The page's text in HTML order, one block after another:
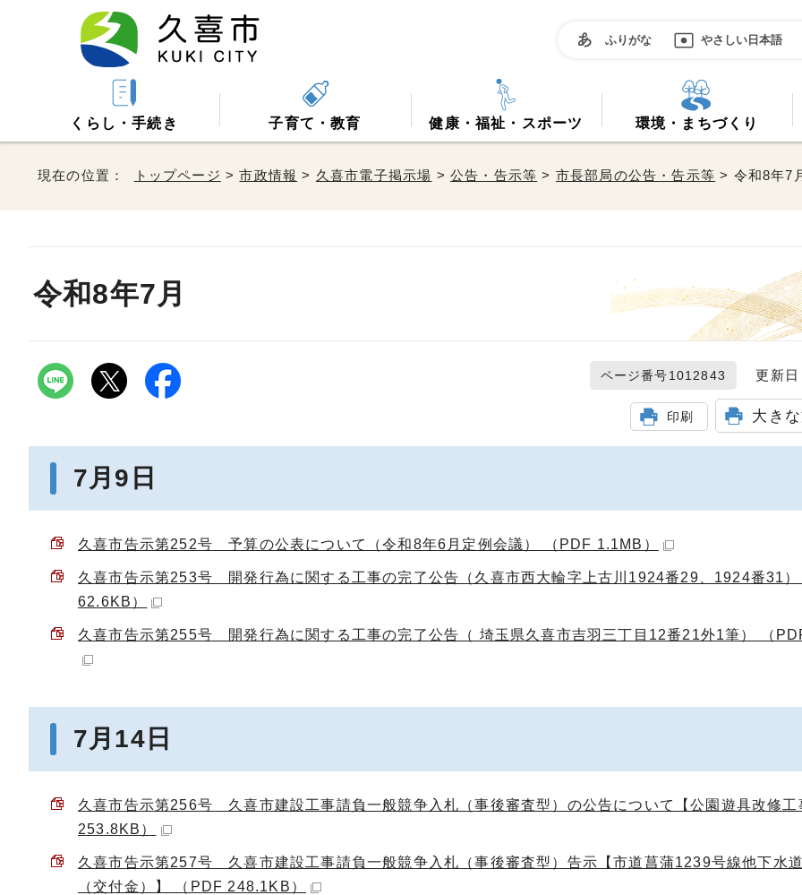
ふりがな やさしい日本語
くらし・手続き 子育て・教育 健康・福祉・スポーツ 環境・まちづくり
現在の位置： トップページ >市政情報 > 久喜市電子掲示場 >公告・告示等 > 市長部局の公告・告示等 > 令和8年7
令和8年7月
ページ番号1012843 更新日
印刷 大き
7月9日
久喜市告示第252号 予算の公表について（令和8年6月定例会議） （PDF 1.1MB）
久喜市告示第253号 開発行為に関する工事の完了公告（久喜市西大輪字上古川1924番29、1924番31
62.6KB）
久喜市告示第255号 開発行為に関する工事の完了公告（ 埼玉県久喜市吉羽三丁目12番21外1筆） （
7月14日
久喜市告示第256号 久喜市建設工事請負一般競争入札（事後審査型）の公告について【公園遊具改修
253.8KB）
久喜市告示第257号 久喜市建設工事請負一般競争入札（事後審査型）告示【市道菖蒲1239号線他下水
（交付金）】 （PDF 248.1KB）